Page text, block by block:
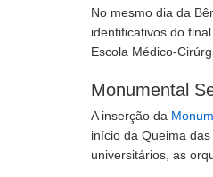
No mesmo dia da
identificativos do
Escola Médico-
Monumental
A inserção da
início da Queima
universitários, as